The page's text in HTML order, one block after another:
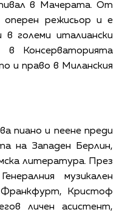
в Мачерата. От
режисьор и е
в големи италиански
Консерваторията
и право в Миланския
пиано и пеене преди
на Западен Берлин,
литература. През
музикален
Кристоф
личен асистент,